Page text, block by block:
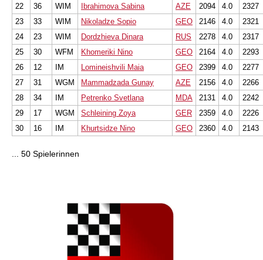
22
36 WIM Ibrahimova Sabina AZE 2094 4.0
2327
23
33 WIM Nikoladze Sopio GEO 2146 4.0
2321
24
23 WIM Dordzhieva Dinara RUS 2278 4.0
2317
25
30 WFM Khomeriki Nino GEO 2164 4.0
2293
26
12 IM Lomineishvili Maia GEO 2399 4.0
2277
27
31 WGM Mammadzada Gunay AZE 2156 4.0
2266
28
34 IM Petrenko Svetlana MDA 2131 4.0
2242
29
17 WGM Schleining Zoya GER 2359 4.0
2226
30
16 IM Khurtsidze Nino GEO 2360 4.0 2143
... 50 Spielerinnen